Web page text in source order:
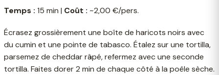
Temps : 15 min | Coût : ~2,00 €/pers.
Écrasez grossièrement une boîte de haricots noirs avec
du cumin et une pointe de tabasco. Étalez sur une tortilla,
parsemez de cheddar râpé, refermez avec une seconde
tortilla. Faites dorer 2 min de chaque côté à la poêle sèche.